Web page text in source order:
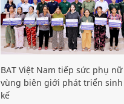
BAT Việt Nam tiếp sức phụ nữ
vùng biên giới phát triển sinh
kế